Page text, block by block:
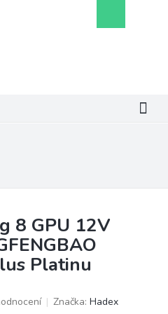
košík
8 GPU 12V
Platinu
Značka: Hadex